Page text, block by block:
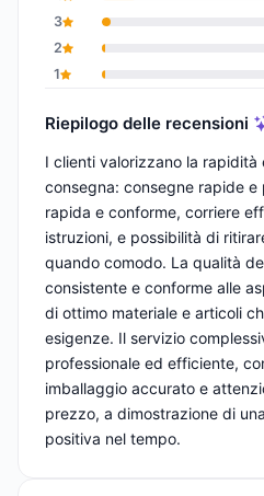
3
2
1
Riepilogo delle recensioni
I clienti valorizzano la rapidità
consegna: consegne rapide e
rapida e conforme, corriere
istruzioni, e possibilità di
quando comodo. La qualità
consistente e conforme alle
di ottimo materiale e articoli
esigenze. Il servizio
professionale ed efficiente,
imballaggio accurato e
prezzo, a dimostrazione di
positiva nel tempo.